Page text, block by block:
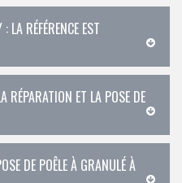
LA RÉFÉRENCE EST
RÉPARATION ET LA POSE DE
DE POÊLE À GRANULÉ À